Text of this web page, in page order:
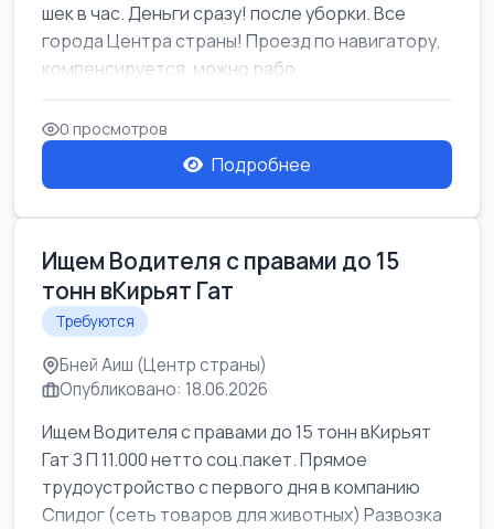
шек в час. Деньги сразу! после уборки. Все
города Центра страны! Проезд по навигатору,
компенсируется. можно рабо...
0 просмотров
Подробнее
Ищем Водителя с правами до 15
тонн вКирьят Гат
Требуются
Бней Аиш (Центр страны)
Опубликовано: 18.06.2026
Ищем Водителя с правами до 15 тонн вКирьят
Гат З П 11.000 нетто соц.пакет. Прямое
трудоустройство с первого дня в компанию
Спидог (сеть товаров для животных) Развозка